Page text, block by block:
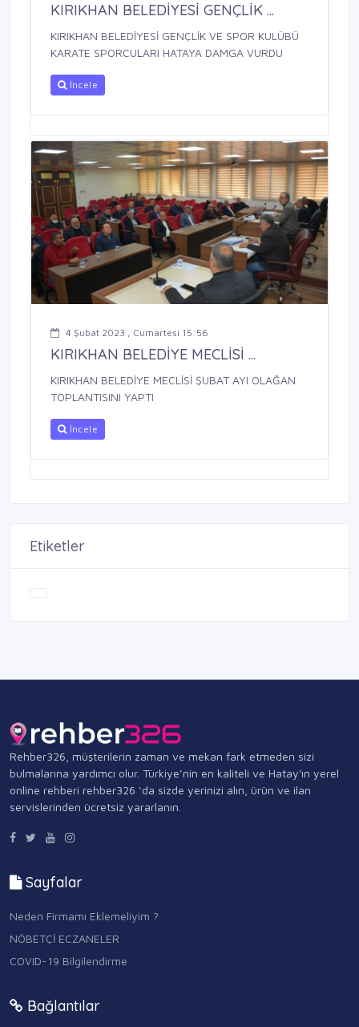
KIRIKHAN BELEDİYESİ GENÇLİK ...
KIRIKHAN BELEDİYESİ GENÇLİK VE SPOR KULÜBÜ
KARATE SPORCULARI HATAYA DAMGA VURDU
İncele
4 Şubat 2023 , Cumartesi 15:56
KIRIKHAN BELEDİYE MECLİSİ ...
KIRIKHAN BELEDİYE MECLİSİ ŞUBAT AYI OLAĞAN
TOPLANTISINI YAPTI
İncele
Etiketler
Rehber326, müşterilerin zaman ve mekan fark etmeden sizi
bulmalarına yardımcı olur. Türkiye’nin en kaliteli ve Hatay'ın yerel
online rehberi rehber326 ‘da sizde yerinizi alın, ürün ve ilan
servislerinden ücretsiz yararlanın.
Sayfalar
Neden Firmamı Eklemeliyim ?
NÖBETÇİ ECZANELER
COVID-19 Bilgilendirme
Bağlantılar